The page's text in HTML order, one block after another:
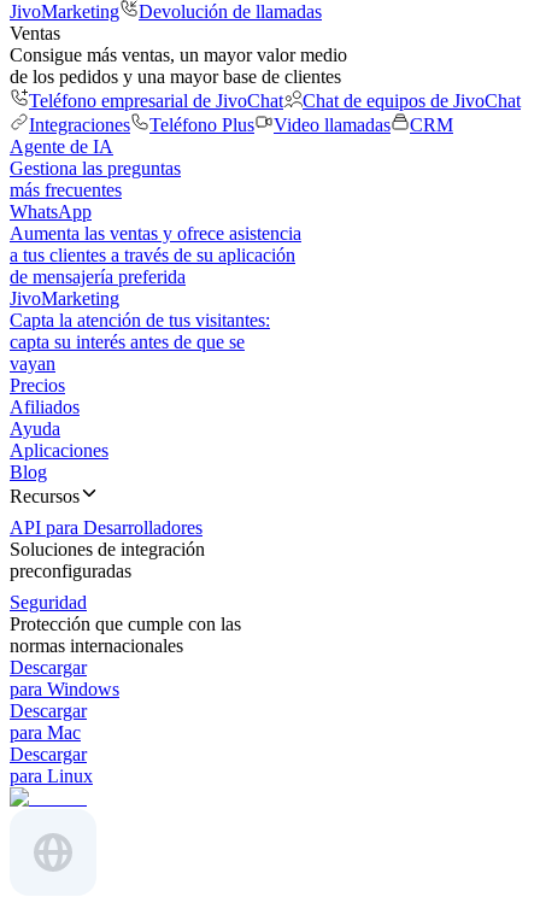
JivoMarketing
Devolución de llamadas
Ventas
Consigue más ventas, un mayor valor medio
de los pedidos y una mayor base de clientes
Teléfono empresarial de JivoChat
Chat de equipos de JivoChat
Integraciones
Teléfono Plus Video llamadas
CRM
Agente de IA
Gestiona las preguntas
más frecuentes
WhatsApp
Aumenta las ventas y ofrece asistencia
a tus clientes a través de su aplicación
de mensajería preferida
JivoMarketing
Capta la atención de tus visitantes:
capta su interés antes de que se
vayan
Precios
Afiliados
Ayuda
Aplicaciones
Blog
Recursos
API para Desarrolladores
Soluciones de integración
preconfiguradas
Seguridad
Protección que cumple con las
normas internacionales
Descargar
para Windows
Descargar
para Mac
Descargar
para Linux